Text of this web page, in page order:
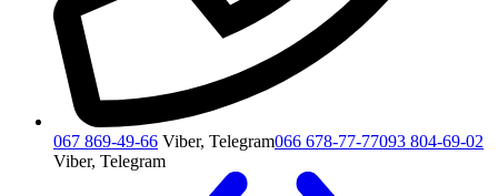
067 869-49-66 Viber, Telegram066 678-77-77093 804-69-02
Viber, Telegram